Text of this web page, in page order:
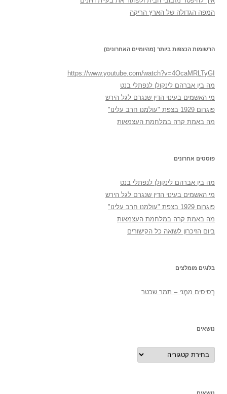
המפה הגדולה של הארץ הריקה
הרשומות הנצפות ביותר (מהיומיים האחרונים)
https://www.youtube.com/watch?v=4OcaMRLTyGI
מה בין אברהם לינקולן לנפתלי בנט
מי האשמים בעינוי הדין שנגרם לגל הירש
פוגרום 1929 בצפת "עולמנו חרב עלינו"
מה באמת קרה במלחמת העצמאות
פוסטים אחרונים
מה בין אברהם לינקולן לנפתלי בנט
מי האשמים בעינוי הדין שנגרם לגל הירש
פוגרום 1929 בצפת "עולמנו חרב עלינו"
מה באמת קרה במלחמת העצמאות
ביום הזיכרון לשואה כל הקישורים
בלוגים מומלצים
רְסִיסִים מִמֶנִי – תמר שכטר
נושאים
נושאים